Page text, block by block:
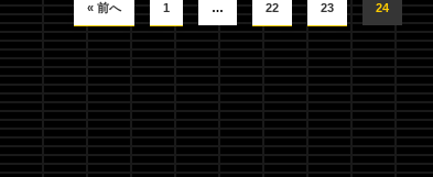
« 前へ 1 … 22 23 24